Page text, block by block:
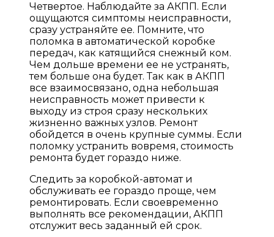
Четвертое. Наблюдайте за АКПП. Если
ощущаются симптомы неисправности,
сразу устраняйте ее. Помните, что
поломка в автоматической коробке
передач, как катящийся снежный ком.
Чем дольше времени ее не устранять,
тем больше она будет. Так как в АКПП
все взаимосвязано, одна небольшая
неисправность может привести к
выходу из строя сразу нескольких
жизненно важных узлов. Ремонт
обойдется в очень крупные суммы. Если
поломку устранить вовремя, стоимость
ремонта будет гораздо ниже.
Следить за коробкой-автомат и
обслуживать ее гораздо проще, чем
ремонтировать. Если своевременно
выполнять все рекомендации, АКПП
отслужит весь заданный ей срок.